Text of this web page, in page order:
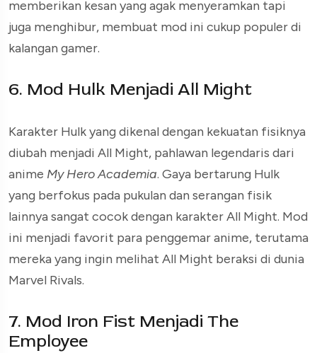
memberikan kesan yang agak menyeramkan tapi
juga menghibur, membuat mod ini cukup populer di
kalangan gamer.
6. Mod Hulk Menjadi All Might
Karakter Hulk yang dikenal dengan kekuatan fisiknya
diubah menjadi All Might, pahlawan legendaris dari
anime My Hero Academia. Gaya bertarung Hulk
yang berfokus pada pukulan dan serangan fisik
lainnya sangat cocok dengan karakter All Might. Mod
ini menjadi favorit para penggemar anime, terutama
mereka yang ingin melihat All Might beraksi di dunia
Marvel Rivals.
7. Mod Iron Fist Menjadi The
Employee